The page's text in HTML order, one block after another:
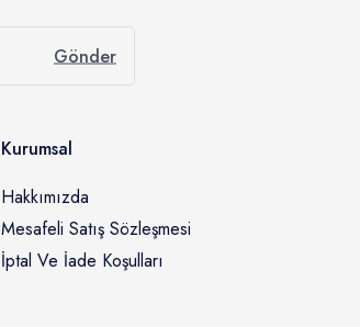
Gönder
Kurumsal
Hakkımızda
Mesafeli Satış Sözleşmesi
İptal Ve İade Koşulları